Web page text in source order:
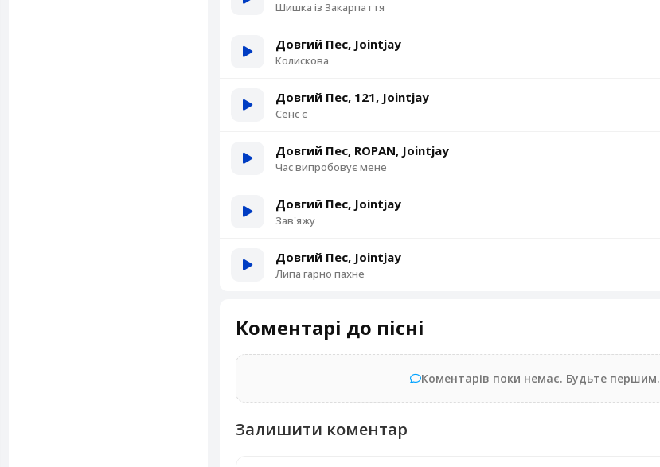
Шишка із Закарпаття
Довгий Пес, Jointjay
Колискова
Довгий Пес, 121, Jointjay
Сенс є
Довгий Пес, ROPAN, Jointjay
Час випробовує мене
Довгий Пес, Jointjay
Зав'яжу
Довгий Пес, Jointjay
Липа гарно пахне
Коментарі до пісні
Коментарів поки немає. Будьте першим.
Залишити коментар